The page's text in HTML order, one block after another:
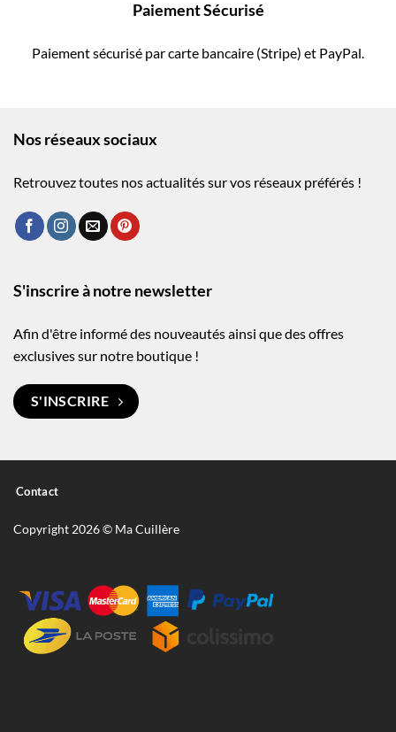
Paiement Sécurisé
Paiement sécurisé par carte bancaire (Stripe) et PayPal.
Nos réseaux sociaux
Retrouvez toutes nos actualités sur vos réseaux préférés !
S'inscrire à notre newsletter
Afin d'être informé des nouveautés ainsi que des offres
exclusives sur notre boutique !
S'INSCRIRE
Contact
Copyright 2026 © Ma Cuillère